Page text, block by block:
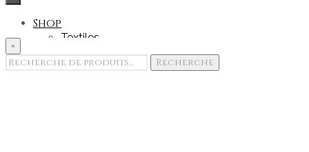
Shop
Textiles
Goodies
×
Recherche
Recherche